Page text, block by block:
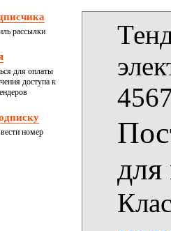
рассылки
для оплаты
доступа к
номер